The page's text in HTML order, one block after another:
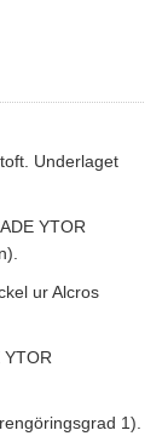
Underlaget
YTOR
ur Alcros
YTOR
1).